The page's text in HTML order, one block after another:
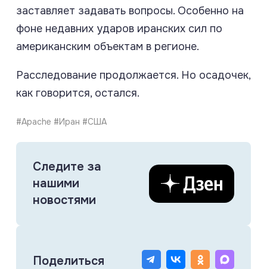
заставляет задавать вопросы. Особенно на
фоне недавних ударов иранских сил по
американским объектам в регионе.
Расследование продолжается. Но осадочек,
как говорится, остался.
#Apache #Иран #США
Следите за
нашими
новостями
Поделиться